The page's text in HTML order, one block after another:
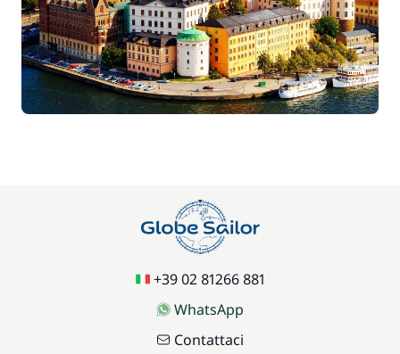
+39 02 81266 881
WhatsApp
Contattaci